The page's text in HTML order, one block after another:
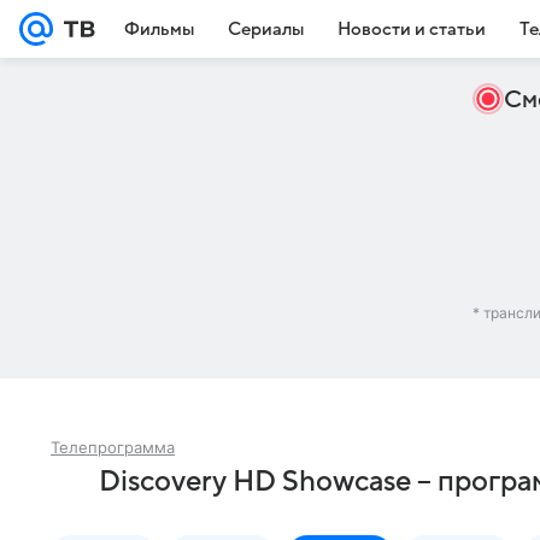
Фильмы Сериалы Новости и статьи
*
Телепрограмма
Discovery HD Showcase –